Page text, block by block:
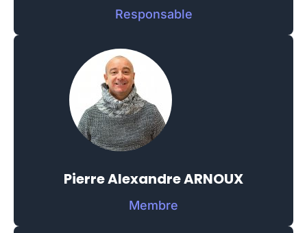
Responsable
Pierre Alexandre ARNOUX
Membre